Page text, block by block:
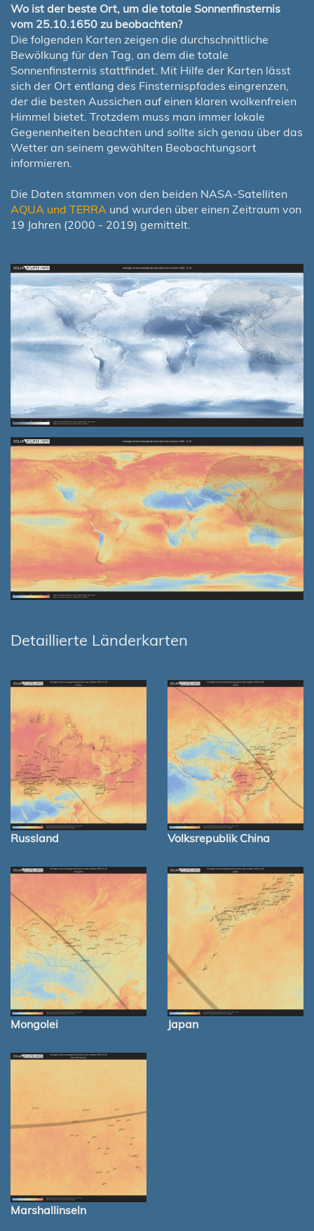
Wo ist der beste Ort, um die totale Sonnenfinsternis
vom 25.10.1650 zu beobachten?
Die folgenden Karten zeigen die durchschnittliche
Bewölkung für den Tag, an dem die totale
Sonnenfinsternis stattfindet. Mit Hilfe der Karten lässt
sich der Ort entlang des Finsternispfades eingrenzen,
der die besten Aussichen auf einen klaren wolkenfreien
Himmel bietet. Trotzdem muss man immer lokale
Gegenenheiten beachten und sollte sich genau über das
Wetter an seinem gewählten Beobachtungsort
informieren.
Die Daten stammen von den beiden NASA-Satelliten
AQUA und TERRA und wurden über einen Zeitraum von
19 Jahren (2000 - 2019) gemittelt.
Detaillierte Länderkarten
Russland Volksrepublik China
Mongolei Japan
Marshallinseln